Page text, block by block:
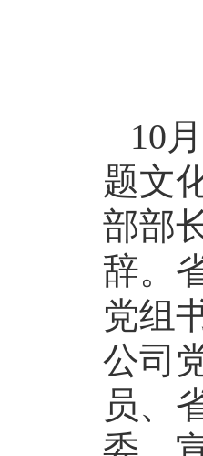
10
题文
部部
辞。
党组
公司
员、